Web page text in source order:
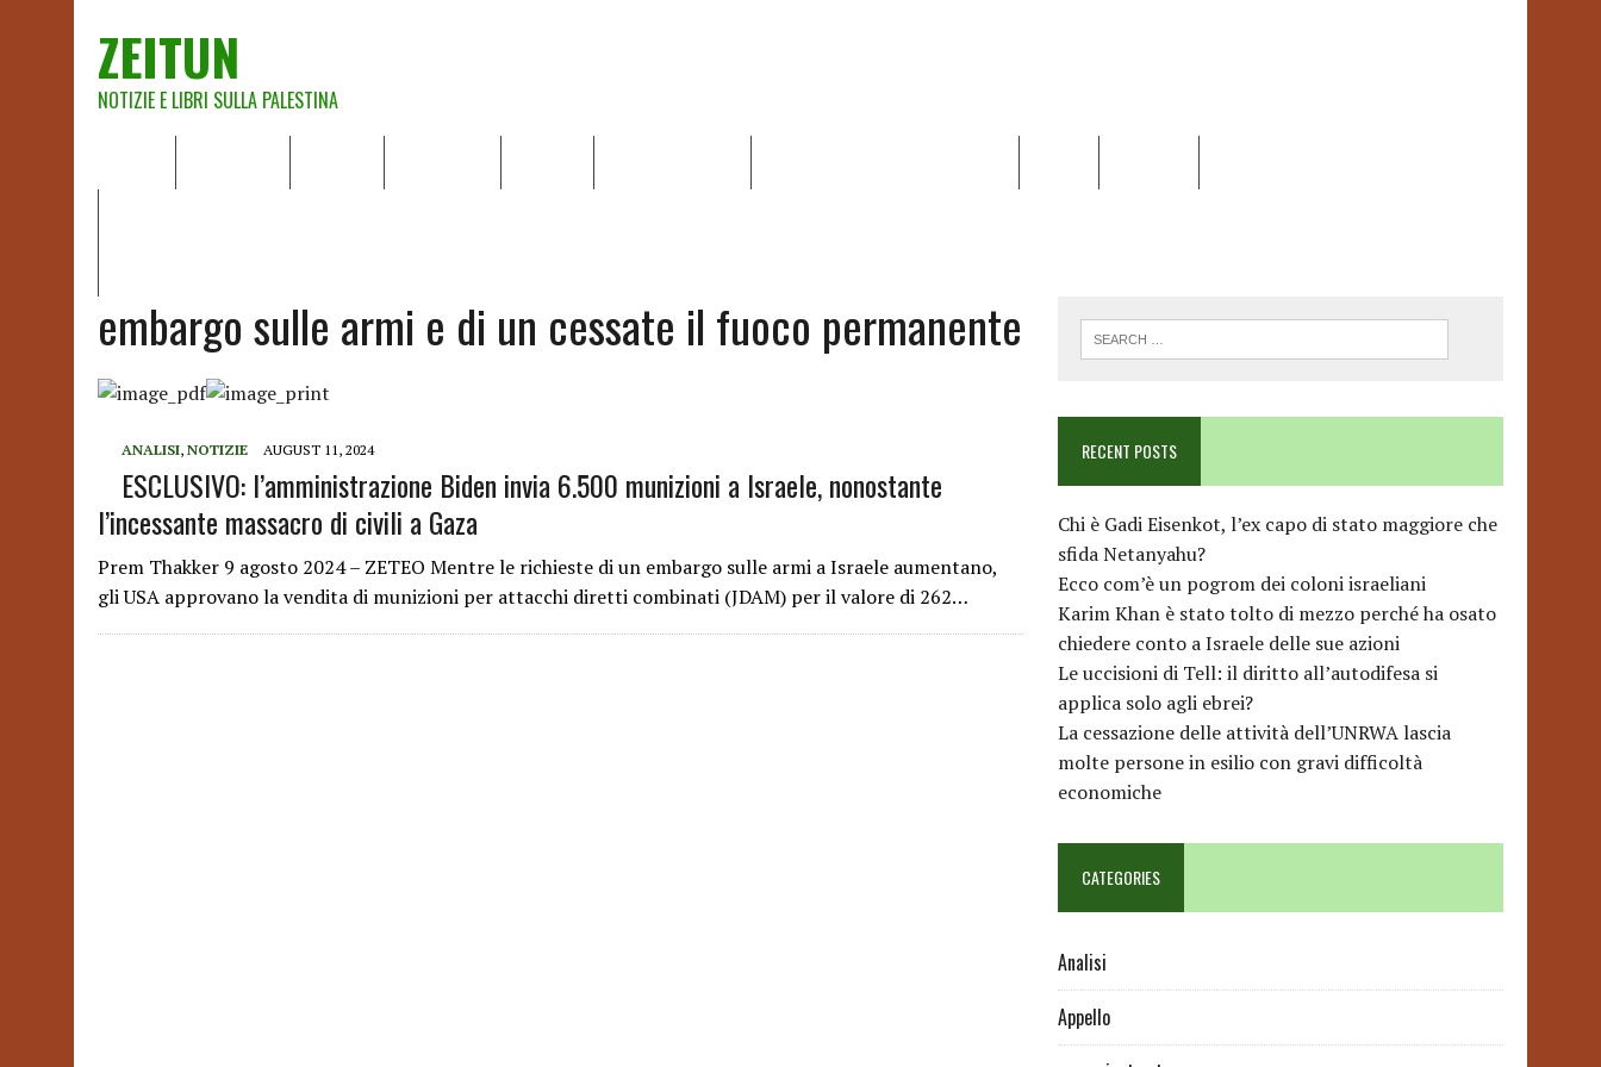
ZEITUN
NOTIZIE E LIBRI SULLA PALESTINA
embargo sulle armi e di un cessate il fuoco permanente
ANALISI, NOTIZIE AUGUST 11, 2024
ESCLUSIVO: l’amministrazione Biden invia 6.500 munizioni a Israele, nonostante
l’incessante massacro di civili a Gaza
Prem Thakker 9 agosto 2024 – ZETEO Mentre le richieste di un embargo sulle armi a Israele aumentano,
gli USA approvano la vendita di munizioni per attacchi diretti combinati (JDAM) per il valore di 262…
RECENT POSTS
Chi è Gadi Eisenkot, l’ex capo di stato maggiore che
sfida Netanyahu?
Ecco com’è un pogrom dei coloni israeliani
Karim Khan è stato tolto di mezzo perché ha osato
chiedere conto a Israele delle sue azioni
Le uccisioni di Tell: il diritto all’autodifesa si
applica solo agli ebrei?
La cessazione delle attività dell’UNRWA lascia
molte persone in esilio con gravi difficoltà
economiche
CATEGORIES
Analisi
Appello